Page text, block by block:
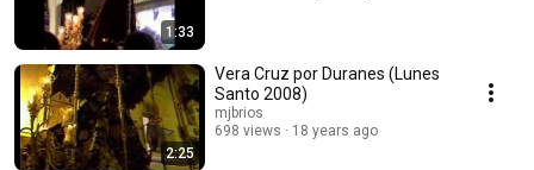
1:33
2:25
Vera Cruz por Duranes (Lunes
Santo 2008)
mjbrios
698 views
18 years ago